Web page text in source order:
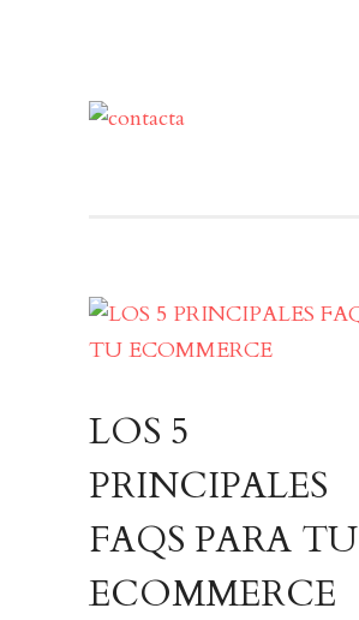
LOS 5
PRINCIPALES
FAQS PARA TU
ECOMMERCE